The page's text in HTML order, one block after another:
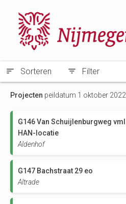
Sorteren Filter
Projecten peildatum 1 oktober 2022
G146 Van Schuijlenburgweg vml
HAN-locatie
Aldenhof
G147 Bachstraat 29 eo
Altrade